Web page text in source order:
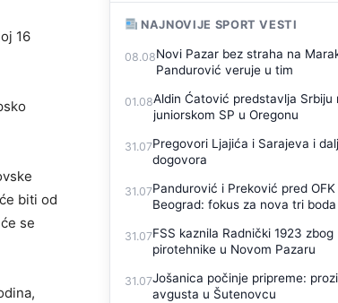
16
biti od
se
NAJNOVIJE SPORT VESTI
08.08Novi Pazar bez straha na
Pandurović veruje u tim
01.08Aldin Ćatović predstavlja Srbiju
juniorskom SP u Oregonu
31.07Pregovori Ljajića i Sarajeva i
dogovora
31.07Pandurović i Preković pred OFK
Beograd: fokus za nova tri boda
31.07FSS kaznila Radnički 1923 zbog
pirotehnike u Novom Pazaru
31.07Jošanica počinje pripreme:
avgusta u Šutenovcu